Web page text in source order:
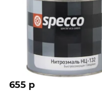
655 p